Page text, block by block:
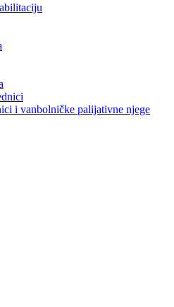
i vanbolničke palijativne njege